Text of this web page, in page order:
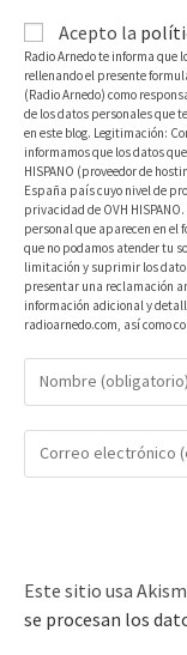
Acepto la
Radio Arnedo te informa que
rellenando el presente
(Radio Arnedo) como
de los datos personales que
en este blog. Legitimación:
informamos que los datos
HISPANO (proveedor de
España país cuyo nivel de
privacidad de OVH
personal que aparecen en el
que no podamos atender tu
limitación y suprimir los
presentar una reclamación
información adicional y
radioarnedo.com, así como
Este sitio usa
se procesan los